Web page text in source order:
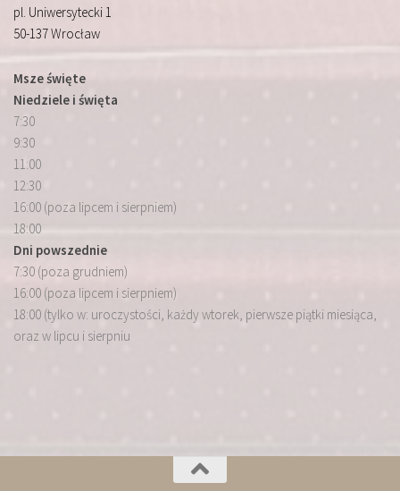
pl. Uniwersytecki 1
50-137 Wrocław
Msze święte
Niedziele i święta
7:30
9:30
11:00
12:30
16:00 (poza lipcem i sierpniem)
18:00
Dni powszednie
7:30 (poza grudniem)
16:00 (poza lipcem i sierpniem)
18:00 (tylko w: uroczystości, każdy wtorek, pierwsze piątki miesiąca,
oraz w lipcu i sierpniu